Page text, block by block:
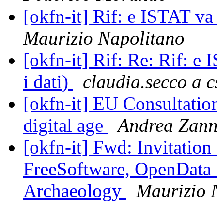
[okfn-it] Rif: e ISTAT
Maurizio Napolitano
[okfn-it] Rif: Re: Rif: e
i dati)
claudia.secco a
[okfn-it] EU
digital age
Andrea
[okfn-it] Fwd: Invitation
FreeSoftware,
Archaeology
Maurizio